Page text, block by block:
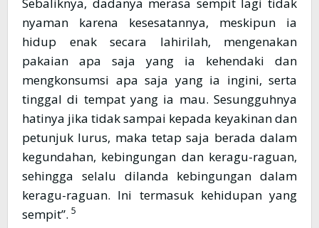
nyaman karena kesesatannya, meskipun ia
hidup enak secara lahirilah, mengenakan
pakaian apa saja yang ia kehendaki dan
mengkonsumsi apa saja yang ia ingini, serta
tinggal di tempat yang ia mau. Sesungguhnya
hatinya jika tidak sampai kepada keyakinan dan
petunjuk lurus, maka tetap saja berada dalam
kegundahan, kebingungan dan keragu-raguan,
sehingga selalu dilanda kebingungan dalam
keragu-raguan. Ini termasuk kehidupan yang
sempit”. 5